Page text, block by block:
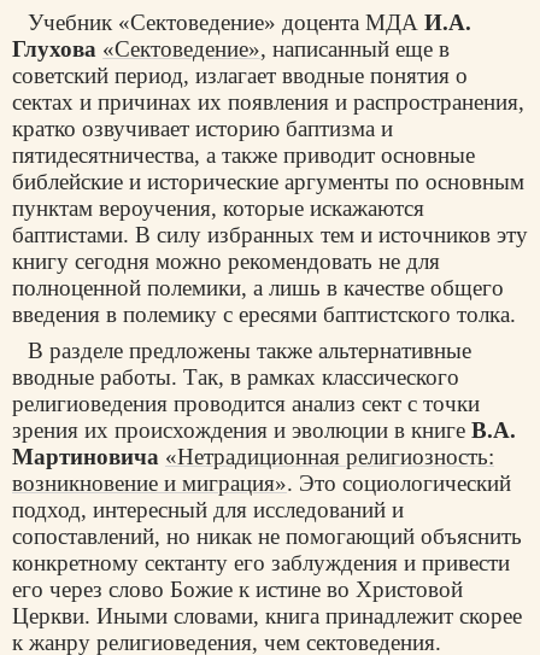
Учебник «Сектоведение» доцента МДАИ.А.
Глухова «Сектоведение», написанный еще в
советский период, излагает вводные понятия о
сектах и причинах их появления и распространения,
кратко озвучивает историю баптизма и
пятидесятничества, а также приводит основные
библейские и исторические аргументы по основным
пунктам вероучения, которые искажаются
баптистами. В силу избранных тем и источников эту
книгу сегодня можно рекомендовать не для
полноценной полемики, а лишь в качестве общего
введения в полемику с ересями баптистского толка.
В разделе предложены также альтернативные
вводные работы. Так, в рамках классического
религиоведения проводится анализ сект с точки
зрения их происхождения и эволюции в книге В.А.
Мартиновича «Нетрадиционная религиозность:
возникновение и миграция». Это социологический
подход, интересный для исследований и
сопоставлений, но никак не помогающий объяснить
конкретному сектанту его заблуждения и привести
его через слово Божие к истине во Христовой
Церкви. Иными словами, книга принадлежит скорее
к жанру религиоведения, чем сектоведения.